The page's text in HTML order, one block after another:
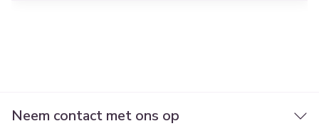
Neem contact met ons op